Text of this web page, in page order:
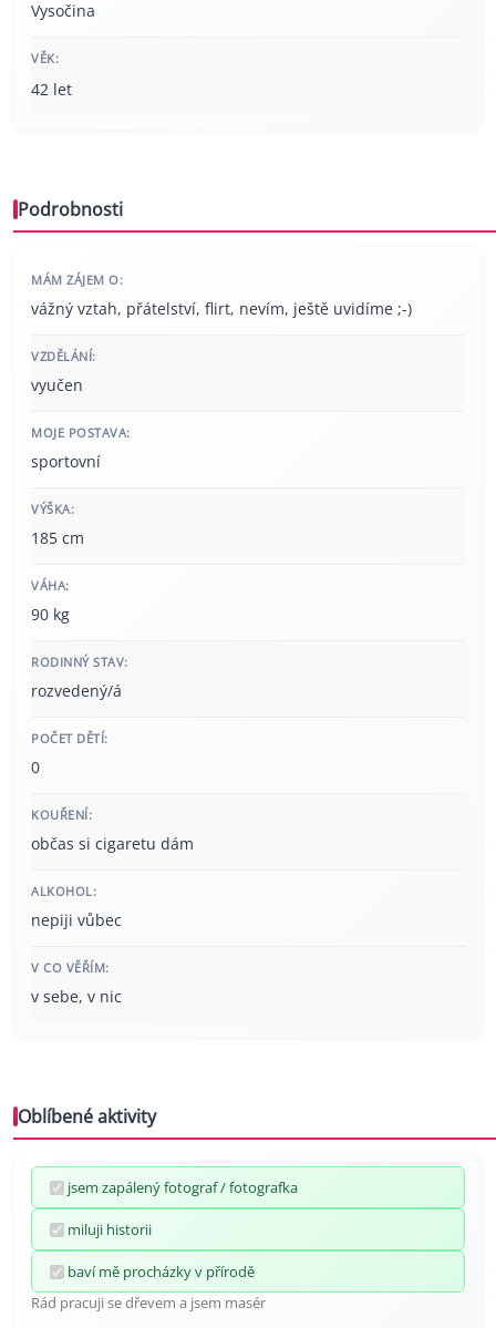
Vysočina
VĚK:
42 let
Podrobnosti
MÁM ZÁJEM O:
vážný vztah, přátelství, flirt, nevím, ještě uvidíme ;-)
VZDĚLÁNÍ:
vyučen
MOJE POSTAVA:
sportovní
VÝŠKA:
185 cm
VÁHA:
90 kg
RODINNÝ STAV:
rozvedený/á
POČET DĚTÍ:
0
KOUŘENÍ:
občas si cigaretu dám
ALKOHOL:
nepiji vůbec
V CO VĚŘÍM:
v sebe, v nic
Oblíbené aktivity
jsem zapálený fotograf / fotografka
miluji historii
baví mě procházky v přírodě
Rád pracuji se dřevem a jsem masér